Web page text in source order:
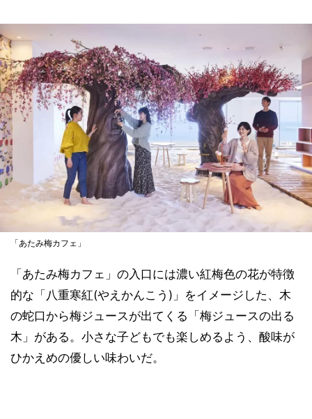
「あたみ梅カフェ」
「あたみ梅カフェ」の入口には濃い紅梅色の花が特徴
的な「八重寒紅(やえかんこう)」をイメージした、木
の蛇口から梅ジュースが出てくる「梅ジュースの出る
木」がある。小さな子どもでも楽しめるよう、酸味が
ひかえめの優しい味わいだ。